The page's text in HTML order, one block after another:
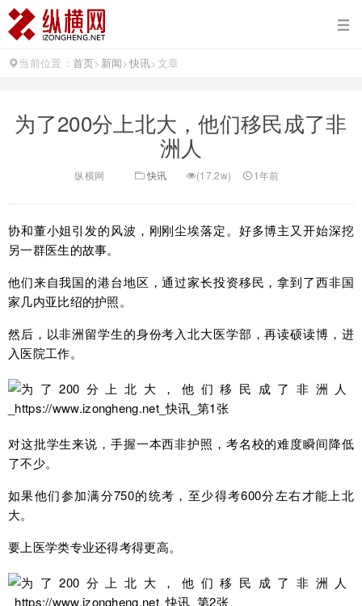
当前位置： 首页> 新闻>快讯>文章
为了200分上北大，他们移民成了非
洲人
纵横网 快讯 (17.2w) 1年前
协和董小姐引发的风波，刚刚尘埃落定。好多博主又开始深挖
另一群医生的故事。
他们来自我国的港台地区，通过家长投资移民，拿到了西非国
家几内亚比绍的护照。
然后，以非洲留学生的身份考入北大医学部，再读硕读博，进
入医院工作。
对这批学生来说，手握一本西非护照，考名校的难度瞬间降低
了不少。
如果他们参加满分750的统考，至少得考600分左右才能上北
大。
要上医学类专业还得考得更高。